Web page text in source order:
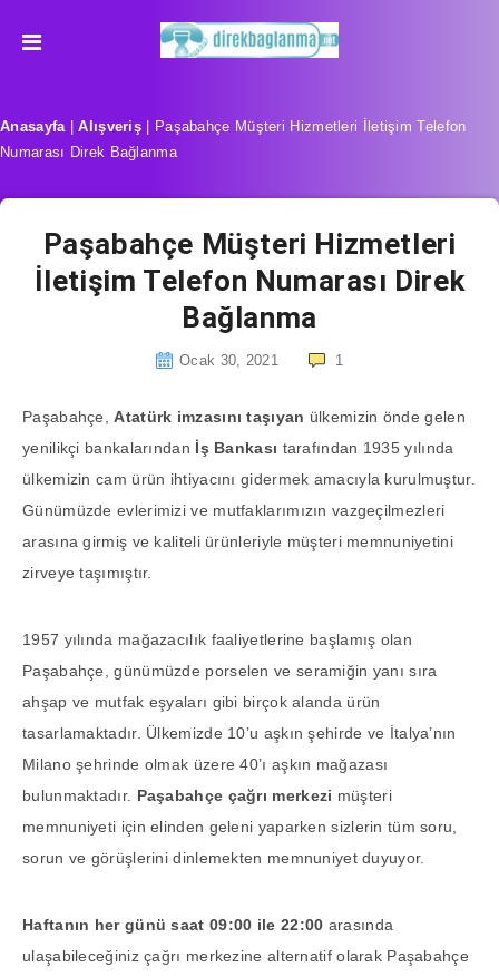
Anasayfa|Alışveriş
Paşabahçe Müşteri Hizmetleri İletişim Telefon
Numarası Direk Bağlanma
Paşabahçe Müşteri Hizmetleri
İletişim Telefon Numarası Direk
Bağlanma
Ocak 30, 2021 1
Paşabahçe,Atatürk imzasını taşıyan ülkemizin önde gelen
yenilikçi bankalarından İş Bankası tarafından 1935 yılında
ülkemizin cam ürün ihtiyacını gidermek amacıyla kurulmuştur.
Günümüzde evlerimizi ve mutfaklarımızın vazgeçilmezleri
arasına girmiş ve kaliteli ürünleriyle müşteri memnuniyetini
zirveye taşımıştır.
1957 yılında mağazacılık faaliyetlerine başlamış olan
Paşabahçe, günümüzde porselen ve seramiğin yanı sıra
ahşap ve mutfak eşyaları gibi birçok alanda ürün
tasarlamaktadır. Ülkemizde 10’u aşkın şehirde ve İtalya’nın
Milano şehrinde olmak üzere 40’ı aşkın mağazası
bulunmaktadır. Paşabahçe çağrı merkezi müşteri
memnuniyeti için elinden geleni yaparken sizlerin tüm soru,
sorun ve görüşlerini dinlemekten memnuniyet duyuyor.
Haftanın her günü saat 09:00 ile 22:00 arasında
ulaşabileceğiniz çağrı merkezine alternatif olarak Paşabahçe